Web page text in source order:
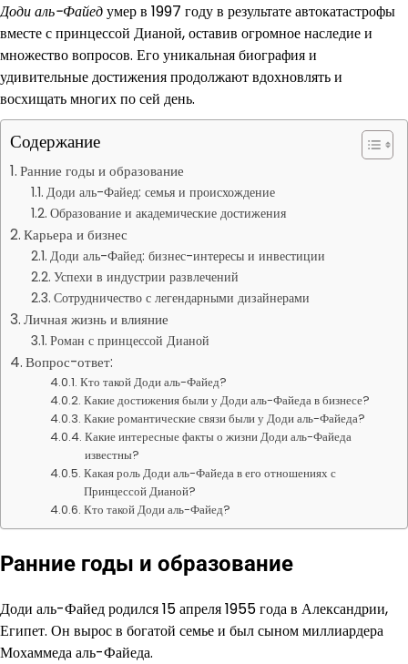
Доди аль-Файедумер в 1997 году в результате автокатастрофы
вместе с принцессой Дианой, оставив огромное наследие и
множество вопросов. Его уникальная биография и
удивительные достижения продолжают вдохновлять и
восхищать многих по сей день.
Содержание
Ранние годы и образование
Доди аль-Файед: семья и происхождение
Образование и академические достижения
Карьера и бизнес
Доди аль-Файед: бизнес-интересы и инвестиции
Успехи в индустрии развлечений
Сотрудничество с легендарными дизайнерами
Личная жизнь и влияние
Роман с принцессой Дианой
Вопрос-ответ:
Кто такой Доди аль-Файед?
Какие достижения были у Доди аль-Файеда в бизнесе?
Какие романтические связи были у Доди аль-Файеда?
Какие интересные факты о жизни Доди аль-Файеда
известны?
Какая роль Доди аль-Файеда в его отношениях с
Принцессой Дианой?
Кто такой Доди аль-Файед?
Ранние годы и образование
Доди аль-Файед родился 15 апреля 1955 года в Александрии,
Египет. Он вырос в богатой семье и был сыном миллиардера
Мохаммеда аль-Файеда.